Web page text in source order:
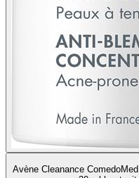
Avène Cleanance